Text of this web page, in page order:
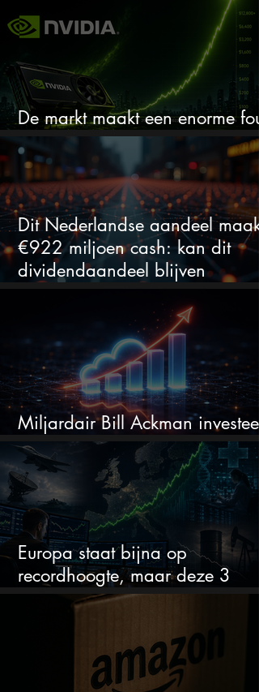
De markt maakt een enorme fout
Dit Nederlandse aandeel maakt
€922 miljoen cash: kan dit
dividendaandeel blijven
verhogen?
Miljardair Bill Ackman investeert
miljarden in dit techaandeel
Europa staat bijna op
recordhoogte, maar deze 3
sectoren vallen nu op